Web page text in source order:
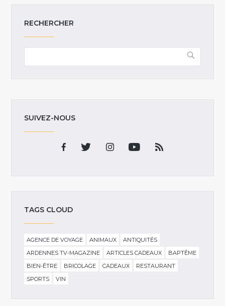
RECHERCHER
SUIVEZ-NOUS
TAGS CLOUD
AGENCE DE VOYAGE ANIMAUX
ANTIQUITÉS
ARDENNES TV-MAGAZINE
ARTICLES CADEAUX
BAPTÊME
BIEN-ÊTRE
BRICOLAGE CADEAUX
RESTAURANT
SPORTS
VIN